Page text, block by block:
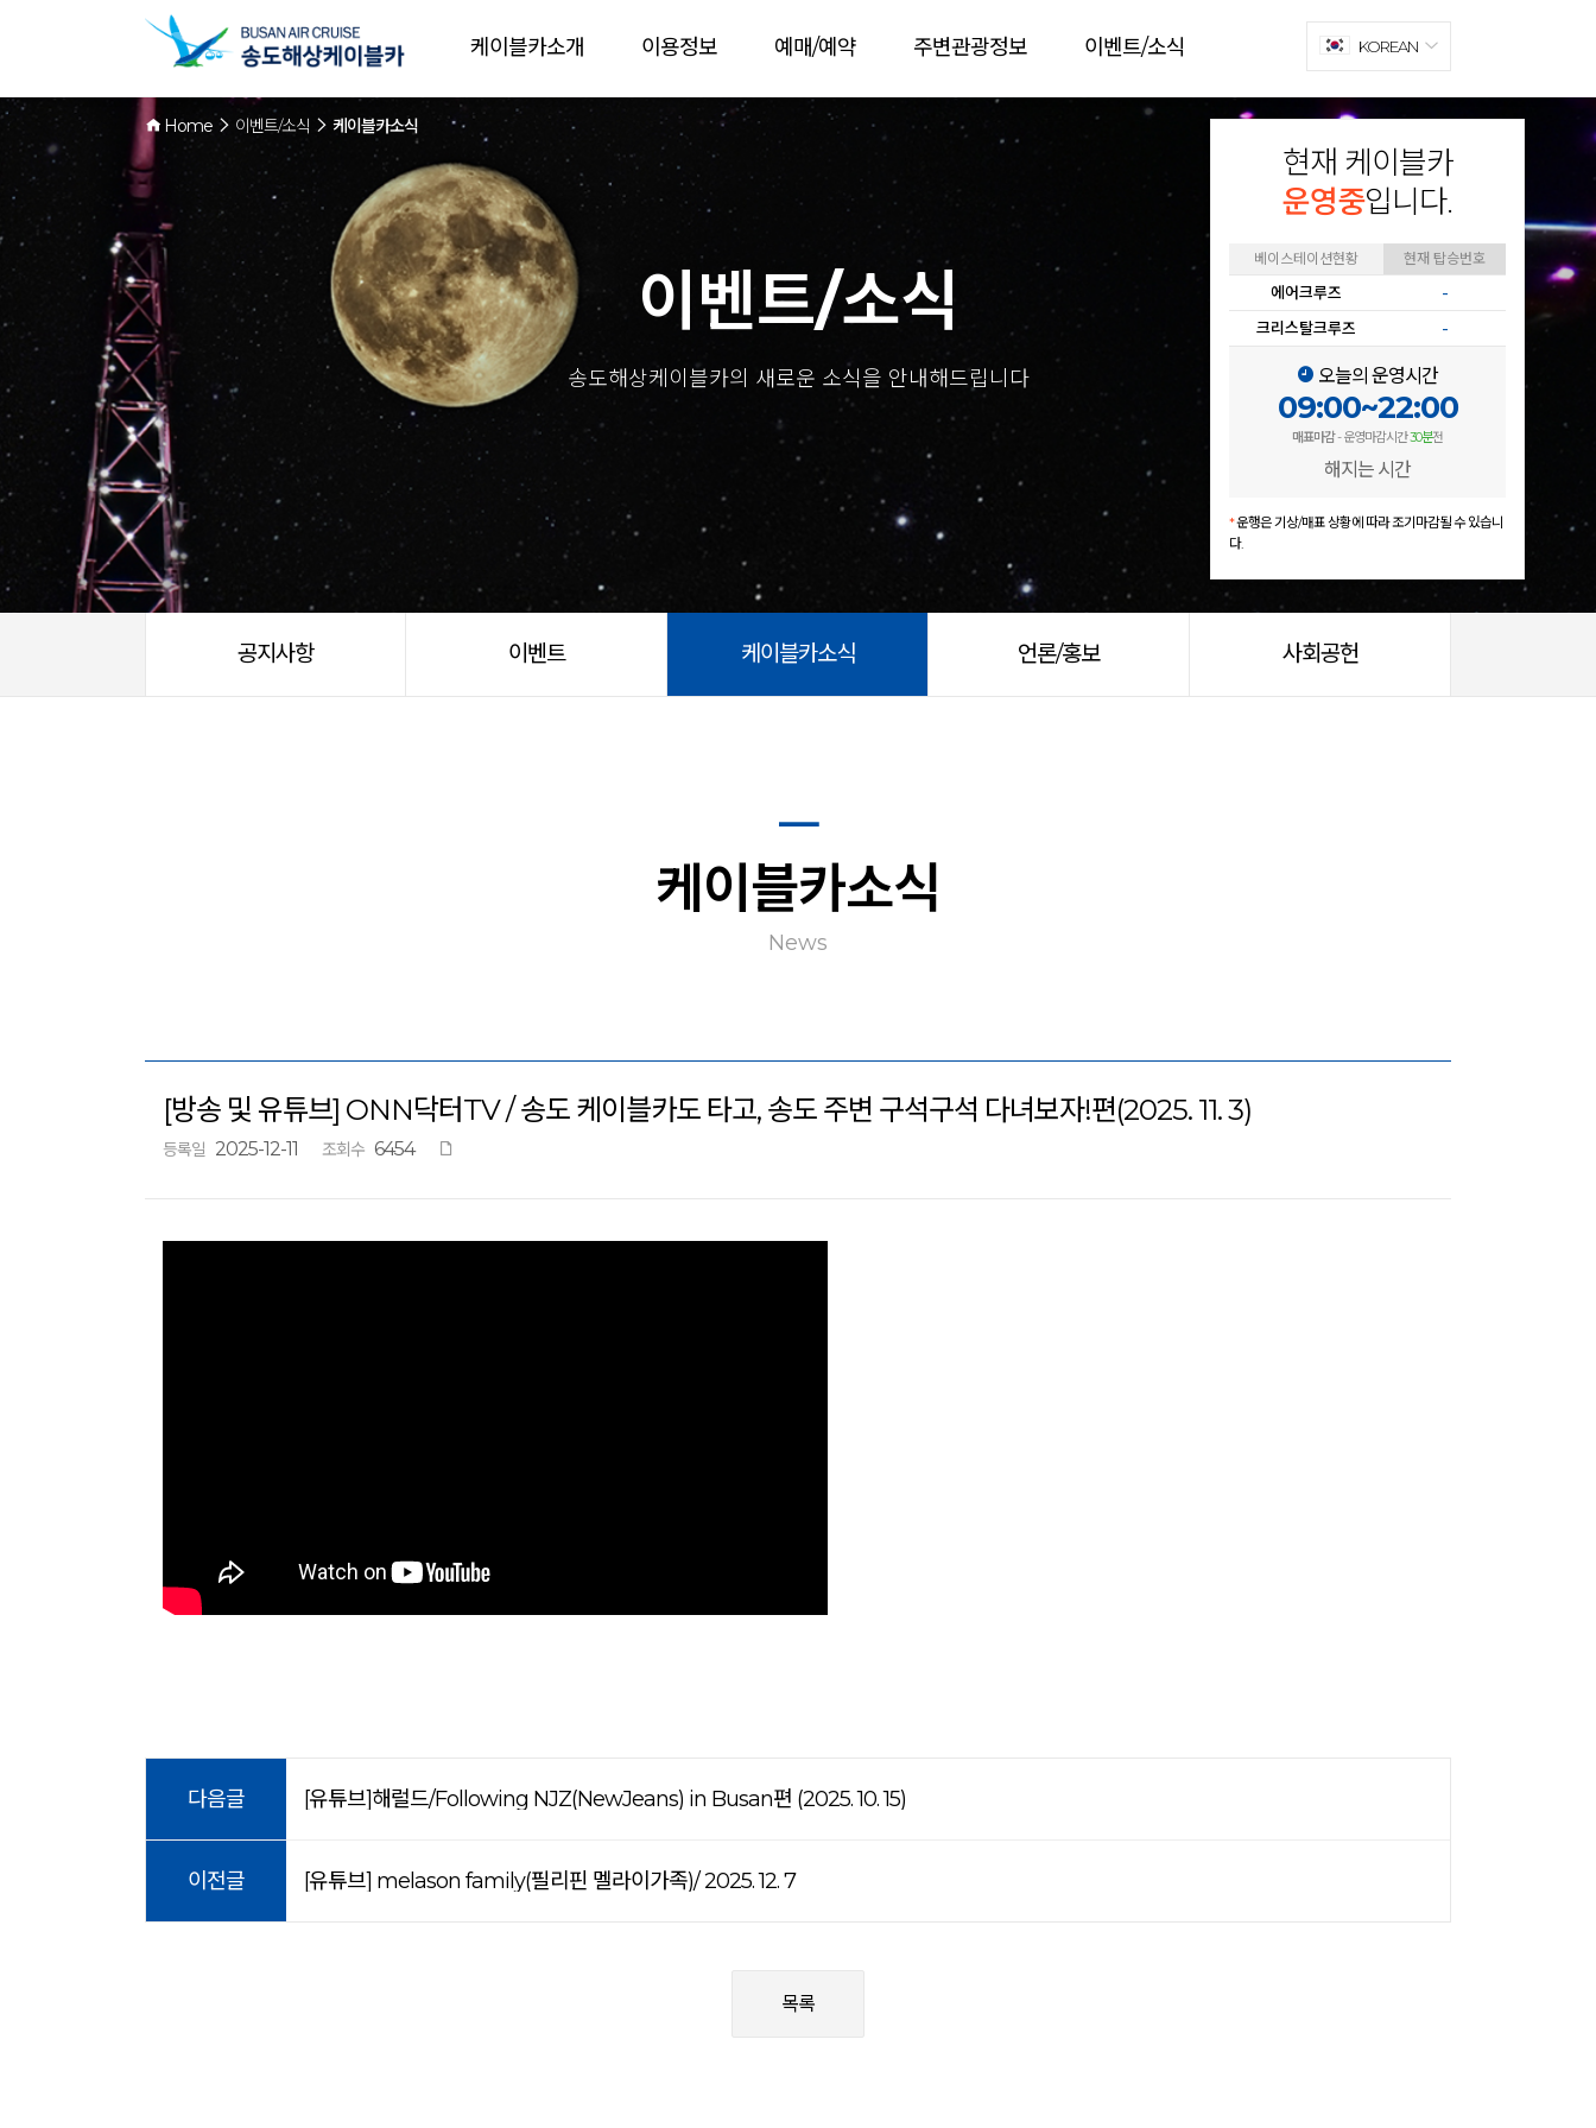
현재 케이블카
운영중입니다.
베이스테이션현황 현재 탑승번호
에어크루즈
-
크리스탈크루즈
-
오늘의 운영시간
09:00~22:00
매표마감- 운영마감시간30분전
해지는 시간
*운행은 기상/매표 상황에 따라 조기마감될 수 있습니
다.
케이블카소개 이용정보 예매/예약 주변관광정보 이벤트/소식 KOREAN
Home 이벤트/소식 케이블카소식
이벤트/소식
송도해상케이블카의 새로운 소식을 안내해드립니다
공지사항 이벤트 케이블카소식 언론/홍보 사회공헌
케이블카소식
News
[방송 및 유튜브] ONN닥터TV / 송도 케이블카도 타고, 송도 주변 구석구석 다녀보자!편(2025. 11. 3)
등록일 2025-12-11 조회수 6454
다음글 [유튜브]해럴드/Following NJZ(NewJeans) in Busan편 (2025. 10. 15)
이전글 [유튜브] melason family(필리핀 멜라이가족)/ 2025. 12. 7
목록